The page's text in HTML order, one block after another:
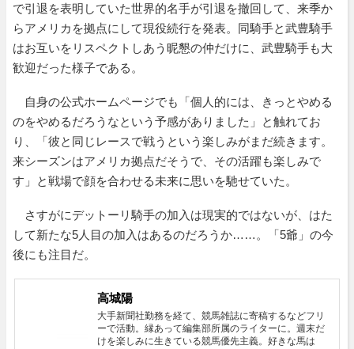
で引退を表明していた世界的名手が引退を撤回して、来季か
らアメリカを拠点にして現役続行を発表。同騎手と武豊騎手
はお互いをリスペクトしあう昵懇の仲だけに、武豊騎手も大
歓迎だった様子である。
自身の公式ホームページでも「個人的には、きっとやめる
のをやめるだろうなという予感がありました」と触れてお
り、「彼と同じレースで戦うという楽しみがまだ続きます。
来シーズンはアメリカ拠点だそうで、その活躍も楽しみで
す」と戦場で顔を合わせる未来に思いを馳せていた。
さすがにデットーリ騎手の加入は現実的ではないが、はた
して新たな5人目の加入はあるのだろうか……。「5爺」の今
後にも注目だ。
高城陽
大手新聞社勤務を経て、競馬雑誌に寄稿するなどフリ
ーで活動。縁あって編集部所属のライターに。週末だ
けを楽しみに生きている競馬優先主義。好きな馬は